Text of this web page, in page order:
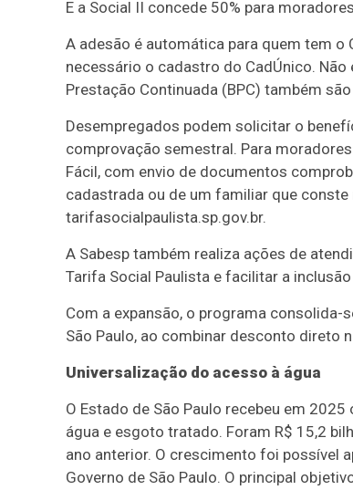
E a Social II concede 50% para
A adesão é automática para quem tem o
necessário o cadastro do CadÚnico.
Prestação Continuada (BPC) também
Desempregados podem solicitar o
comprovação semestral. Para
Fácil, com envio de documentos
cadastrada ou de um familiar que
tarifasocialpaulista.sp.gov.br.
A Sabesp também realiza ações de
Tarifa Social Paulista e facilitar a
Com a expansão, o programa
São Paulo, ao combinar desconto direto
Universalização do acesso à água
O Estado de São Paulo recebeu em
água e esgoto tratado. Foram R$ 15,2
ano anterior. O crescimento foi possível
Governo de São Paulo. O principal